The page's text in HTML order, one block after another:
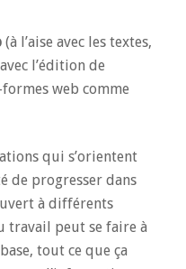
(à l’aise avec les textes,
l’édition de
web comme
qui s’orientent
de progresser dans
à différents
travail peut se faire à
tout ce que ça